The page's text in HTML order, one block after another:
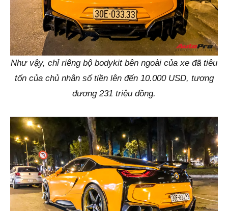
Như vậy, chỉ riêng bộ bodykit bên ngoài của xe đã tiêu
tốn của chủ nhân số tiền lên đến 10.000 USD, tương
đương 231 triệu đồng.